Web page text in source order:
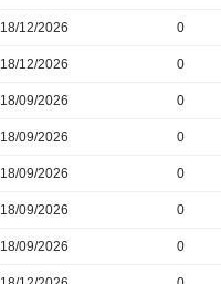
18/12/2026 0
18/12/2026 0
18/09/2026 0
18/09/2026 0
18/09/2026 0
18/09/2026 0
18/09/2026 0